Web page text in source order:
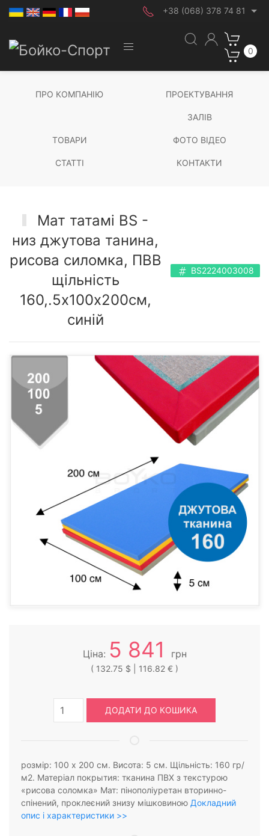
+38 (068) 378 74 81
0
ПРО КОМПАНІЮ ПРОЕКТУВАННЯ
ЗАЛІВ
ТОВАРИ ФОТО ВІДЕО
СТАТТІ КОНТАКТИ
Мат татамі BS -
низ джутова танина,
рисова силомка, ПВВ
щільність
160,.5х100х200см,
синій
BS2224003008
Ціна: 5 841 грн
( 132.75 $ | 116.82 € )
ДОДАТИ ДО КОШИКА
розмір: 100 х 200 см. Висота: 5 см. Щільність: 160 гр/
м2. Матеріал покрытия: тканина ПВХ з текстурою
«рисова соломка» Мат: пінополіуретан вторинно-
спінений, проклеєний знизу мішковиною Докладний
опис і характеристики >>